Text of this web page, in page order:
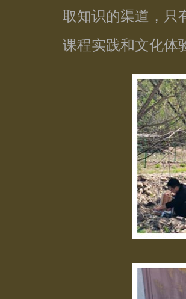
取知识的渠道，只
课程实践和文化体